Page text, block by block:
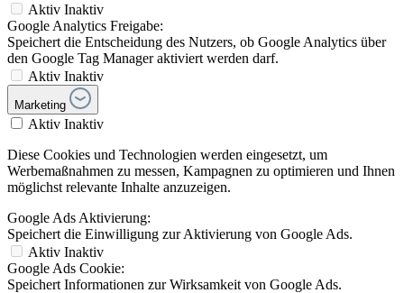
Aktiv Inaktiv
Google Analytics Freigabe:
Speichert die Entscheidung des Nutzers, ob Google Analytics über
den Google Tag Manager aktiviert werden darf.
Aktiv Inaktiv
Marketing
Aktiv Inaktiv
Diese Cookies und Technologien werden eingesetzt, um
Werbemaßnahmen zu messen, Kampagnen zu optimieren und Ihnen
möglichst relevante Inhalte anzuzeigen.
Google Ads Aktivierung:
Speichert die Einwilligung zur Aktivierung von Google Ads.
Aktiv Inaktiv
Google Ads Cookie:
Speichert Informationen zur Wirksamkeit von Google Ads.